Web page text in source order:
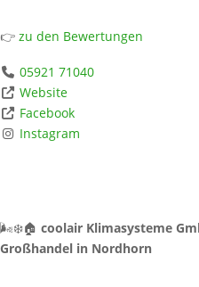
👉 zu den Bewertungen
05921 71040
Website
Facebook
Instagram
🌬️❄️🏠 coolair Klimasysteme
Großhandel in Nordhorn